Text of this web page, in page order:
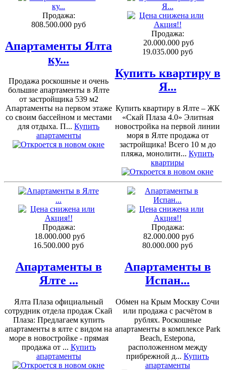
Продажа:
808.500.000 руб
Апартаменты Ялта
ку...
Продажа роскошные и очень
большие апартаменты в Ялте
от застройщика 539 м2
Апартаменты на первом этаже
со своим бассейном и местами
для отдыха. П... Купить
апартаменты
Продажа:
20.000.000 руб
19.035.000 руб
Купить квартиру в
Я...
Купить квартиру в Ялте – ЖК
«Скай Плаза 4.0» Элитная
новостройка на первой линии
моря в Ялте продажа от
застройщика! Всего 10 м до
пляжа, монолитн... Купить
квартиры
Продажа:
18.000.000 руб
16.500.000 руб
Апартаменты в
Ялте ...
Ялта Плаза официальный
сотрудник отдела продаж Скай
Плаза: Предлагаем купить
апартаменты в ялте с видом на
море в новостройке - прямая
продажа от ... Купить
апартаменты
Продажа:
82.000.000 руб
80.000.000 руб
Апартаменты в
Испан...
Обмен на Крым Москву Сочи
или продажа с расчётом в
рублях. Роскошные
апартаменты в комплексе Park
Beach, Estepona,
расположенном между
прибрежной д... Купить
апартаменты